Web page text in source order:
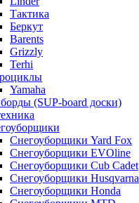
Тактика
Беркут
Barents
Grizzly
Terhi
Yamaha
(SUP-board доски)
Снегоуборщики Yard Fox
Снегоуборщики EVOline
Снегоуборщики Cub Cadet
Снегоуборщики Husqvarna
Снегоуборщики Honda